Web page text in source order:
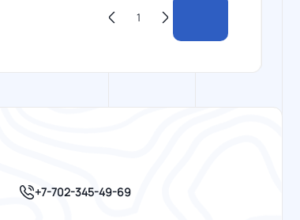
+7-702-345-49-69